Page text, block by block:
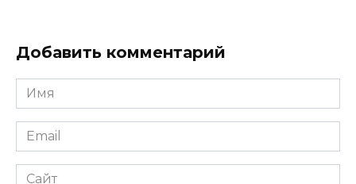
Добавить комментарий
Имя
*
Email
*
Сайт